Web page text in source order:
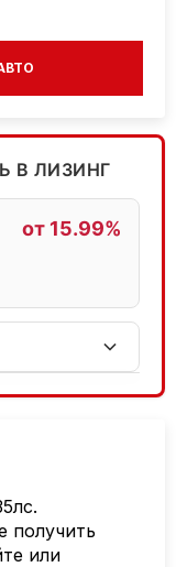
.
получить
или
В ЛИЗИНГ
от 15.99%
6.99%
18.9%